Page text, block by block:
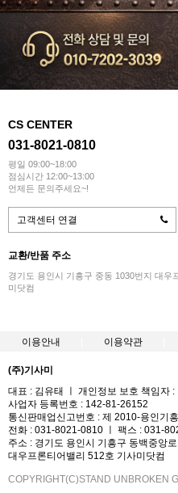
CS CENTER
031-8021-0810
평일 09:00~18:00
점심시간 12:00~13:00
언제든 문의주세요~!
고객센터 연결
교환/반품 주소
경기도 용인시 기흥구 중동 1030번지 대우
미닷컴
이용안내 이용약관
(주)기사미
대표 : 김유태 ㅣ 개인정보 보호 책임자 :
사업자 등록번호 : 142-81-26152
통신판매업신고번호 : 제 2010-용인기
전화 : 031-8021-0810 ㅣ 팩스 : 031-
주소 : 경기도 용인시 기흥구 동백중앙
대우프론티어밸리 512호 기사미닷컴
COPYRIGHT(C)STAND UNBROKEN